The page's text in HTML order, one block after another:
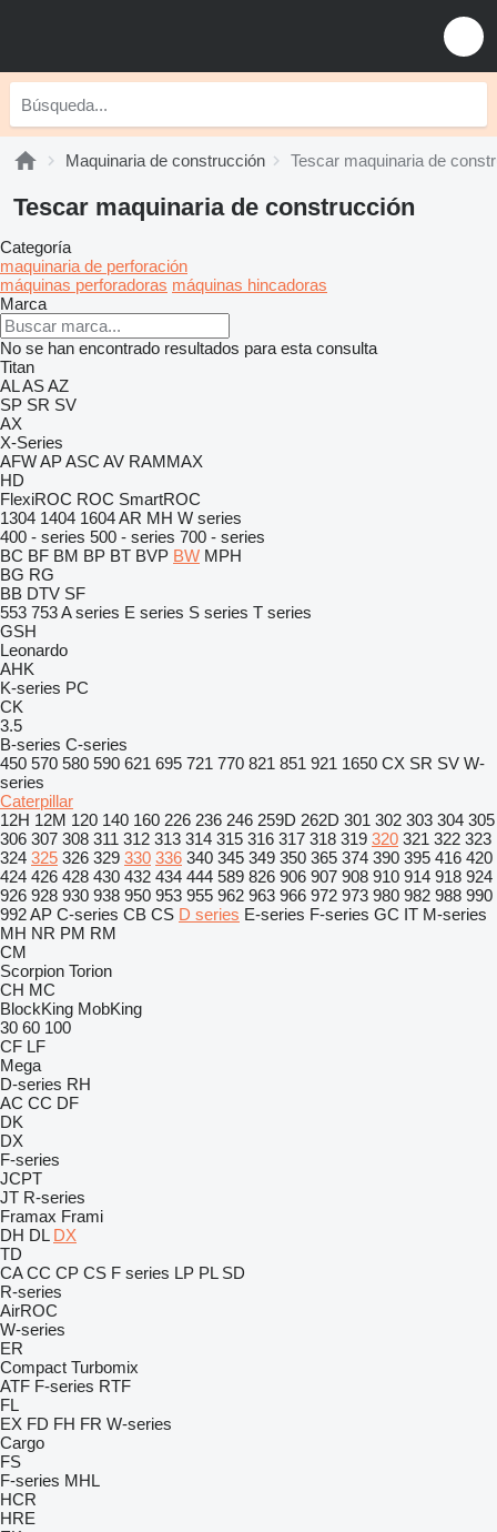
Maquinaria de construcción Tescar maquinaria de
Tescar maquinaria de construcción
Categoría
maquinaria de perforación
máquinas perforadoras máquinas hincadoras
Marca
No se han encontrado resultados para esta consulta
Titan
ALASAZ
SP SR SV
AX
X-Series
AFWAPASC AV RAMMAX
HD
FlexiROC ROC SmartROC
1304 1404 1604AR MH W series
400 - series 500 - series 700 - series
BC BF BM BP BT BVP BW MPH
BG RG
BB DTV SF
553 753A series E series S series T series
GSH
Leonardo
AHK
K-series PC
CK
3.5
B-series C-series
450 570 580 590 621 695 721 770 821 851 921 1650 CX SR SV W-
series
Caterpillar
12H 12M 120 140 160 226 236 246 259D 262D 301 302 303 304 305
306 307 308 311 312 313 314 315 316 317 318 319 320 321 322 323
324 325 326 329 330 336 340 345 349 350 365 374 390 395 416 420
424 426 428 430 432 434 444 589 826 906 907 908 910 914 918 924
926 928 930 938 950 953 955 962 963 966 972 973 980 982 988 990
992AP C-series CB CS D series E-series F-series GC IT M-series
MH NR PM RM
CM
Scorpion Torion
CH MC
BlockKing MobKing
30 60 100
CF LF
Mega
D-series RH
AC CC DF
DK
DX
F-series
JCPT
JT R-series
Framax Frami
DH DL DX
TD
CA CC CP CS F series LP PL SD
R-series
AirROC
W-series
ER
Compact Turbomix
ATF F-series RTF
FL
EX FD FH FR W-series
Cargo
FS
F-series MHL
HCR
HRE